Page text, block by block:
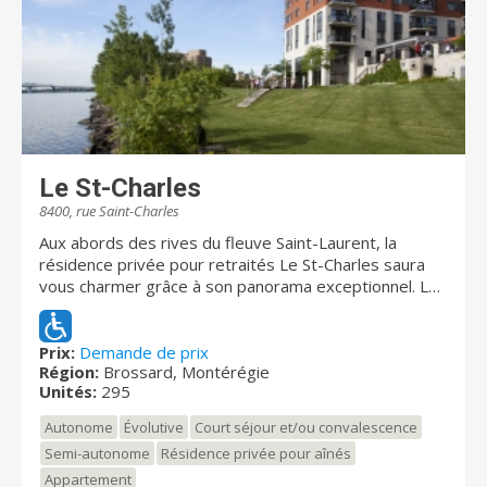
Le St-Charles
8400, rue Saint-Charles
Aux abords des rives du fleuve Saint-Laurent, la
résidence privée pour retraités Le St-Charles saura
vous charmer grâce à son panorama exceptionnel. Les
sentiers pédestres et les aires de repos aménagés
vous permettront de profiter au maximum de la
proximité du fleuve. De par ses magnifiques aires
communes et ses appartements lumineux, la
résidence vous permettra de vivre une retraite
paisible et agréable.
Prix: Demande de prix
Région: Brossard, Montérégie
Unités: 295
Autonome Évolutive
Court séjour et/ou convalescence
Semi-autonome
Résidence privée pour aînés
Appartement